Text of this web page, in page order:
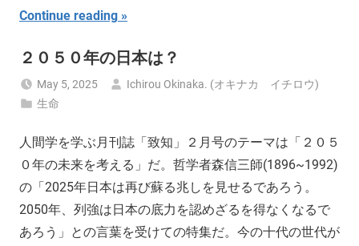
Continue reading
２０５０年の日本は？
May 5, 2025
Ichirou Okinaka. (オキナカ イチロウ)
生命
人間学を学ぶ月刊誌「致知」２月号のテーマは「２０５
０年の未来を考える」だ。哲学者森信三師(1896~1992)
の「2025年日本は再び蘇る兆しを見せるであろう。
2050年、列強は日本の底力を認めざるを得なくなるで
あろう」との言葉を受けての特集だ。今の十代の世代が